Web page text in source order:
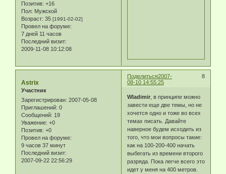
Позитив: +16
Пол: Мужской
Возраст: 35 [1991-02-02]
Провел на форуме:
7 дней 11 часов
Последний визит:
2009-11-08 10:12:08
Поделиться 8
2007-
08-10 14:55:25
Astrix
Участник
Зарегистрирован: 2007-05-08
Приглашений: 0
Сообщений: 19
Уважение: +0
Позитив: +0
Провел на форуме:
9 часов 37 минут
Последний визит:
2007-09-22 22:56:29
Wladimir, в принципе можно
завести еще две темы, но не
хочется одно и тоже во всех
темах писать. Давайте
наверное будем исходить из
того, что мои вопросы такие:
как на 100-200-400 начать
выбегать из времени второго
разряда. Пока легче всего это
идет у меня на 400 метров.